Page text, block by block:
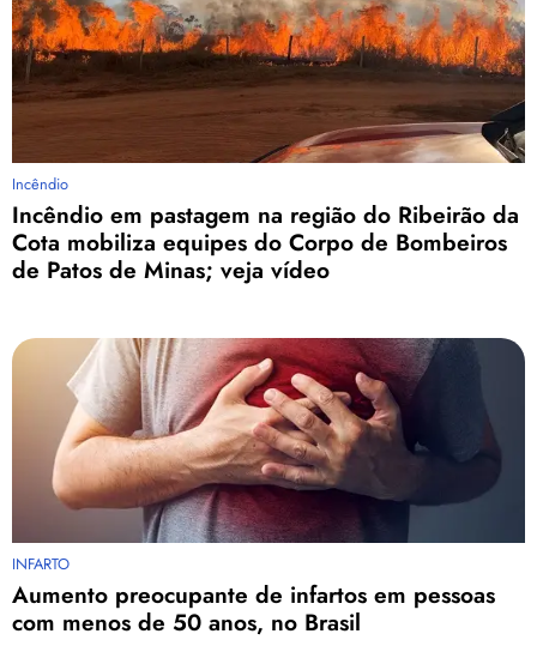
Incêndio
Incêndio em pastagem na região do Ribeirão da
Cota mobiliza equipes do Corpo de Bombeiros
de Patos de Minas; veja vídeo
INFARTO
Aumento preocupante de infartos em pessoas
com menos de 50 anos, no Brasil